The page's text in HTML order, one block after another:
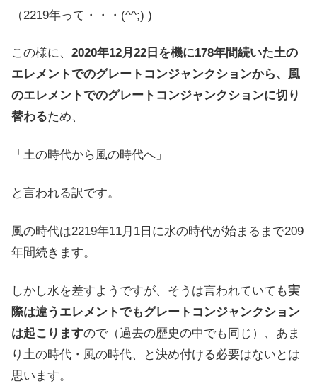
（2219年って・・・(^^;) )
この様に、 2020年12月22日を機に178年間続いた土の
エレメントでのグレートコンジャンクションから、風
のエレメントでのグレートコンジャンクションに切り
替わるため、
「土の時代から風の時代へ」
と言われる訳です。
風の時代は2219年11月1日に水の時代が始まるまで209
年間続きます。
しかし水を差すようですが、そうは言われていても実
際は違うエレメントでもグレートコンジャンクション
は起こりますので（過去の歴史の中でも同じ）、あま
り土の時代・風の時代、と決め付ける必要はないとは
思います。